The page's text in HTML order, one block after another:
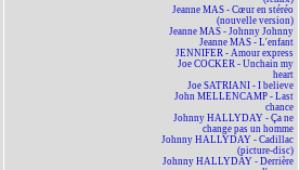
Jeanne MAS - Cœur en stéréo
(nouvelle version)
Jeanne MAS - Johnny Johnny
Jeanne MAS - L'enfant
JENNIFER - Amour express
Joe COCKER - Unchain my
heart
Joe SATRIANI - I believe
John MELLENCAMP - Last
chance
Johnny HALLYDAY - Ça ne
change pas un homme
Johnny HALLYDAY - Cadillac
(picture-disc)
Johnny HALLYDAY - Derrière